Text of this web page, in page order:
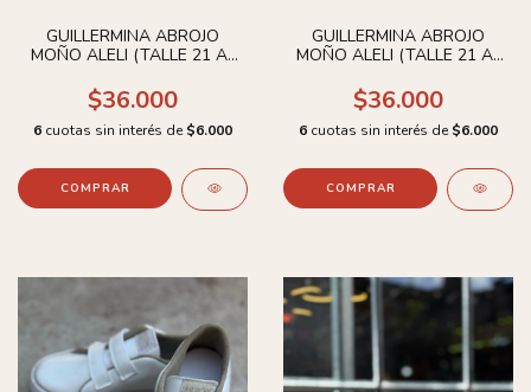
GUILLERMINA ABROJO
MOÑO ALELI (TALLE 21 AL
$36.000
6 cuotas sin interés de $6.000
COMPRAR
GUILLERMINA ABROJO
MOÑO ALELI (TALLE 21 AL
$36.000
6 cuotas sin interés de $6.000
COMPRAR